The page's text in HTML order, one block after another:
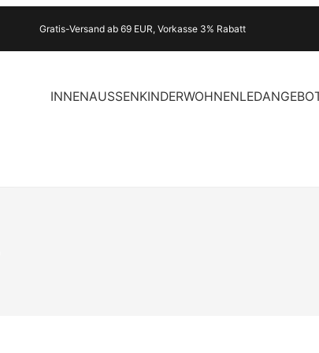
Gratis-Versand ab 69 EUR, Vorkasse 3% Rabatt
INNENAUSSENKINDERWOHNENLED